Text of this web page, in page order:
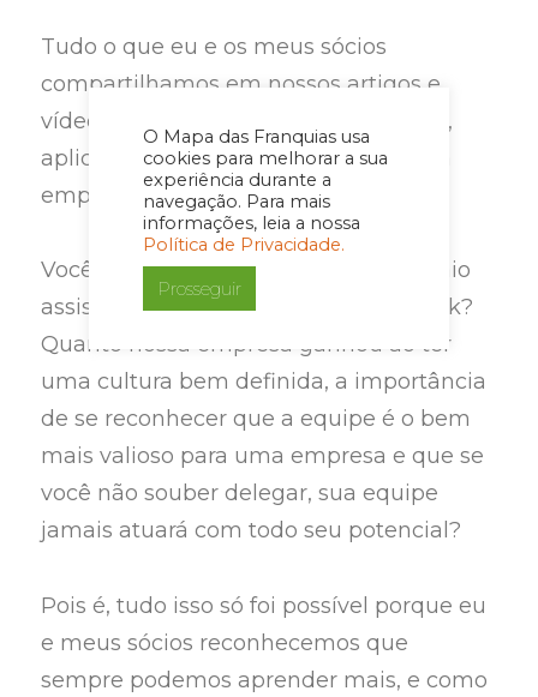
O Mapa das Franquias usa
cookies para melhorar a sua
experiência durante a
navegação. Para mais
informações, leia a nossa
Política de Privacidade.
Prosseguir
Tudo o que eu e os meus sócios
compartilhamos em nossos artigos e
vídeos, nós aprendemos com alguém,
aplicamos em nossas vidas, em nossa
empresa e colhemos bons frutos.
Você viu o aconteceu depois que o Caio
assistiu a palestra TED do Simon Sinek?
Quanto nossa empresa ganhou ao ter
uma cultura bem definida, a importância
de se reconhecer que a equipe é o bem
mais valioso para uma empresa e que se
você não souber delegar, sua equipe
jamais atuará com todo seu potencial?
Pois é, tudo isso só foi possível porque eu
e meus sócios reconhecemos que
sempre podemos aprender mais, e como